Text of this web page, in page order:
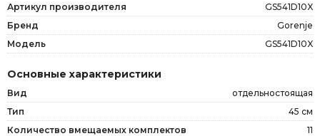
Артикул производителя
GS541D10X
Бренд
Gorenje
Модель
GS541D10X
Основные характеристики
Вид
отдельностоящая
Тип
45 см
Количество вмещаемых комплектов
11